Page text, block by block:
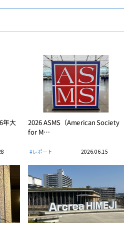
年大 2026 ASMS（American Society
for M…
#レポート 2026.06.15